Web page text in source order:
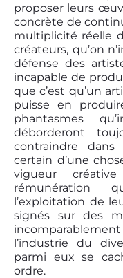
proposer leurs
concrète de
multiplicité réelle
créateurs, qu’on
défense des
incapable de
que c’est qu’un
puisse en
phantasmes
déborderont
contraindre
certain d’une
vigueur
rémunération
l’exploitation de
signés sur des
l’industrie du
parmi eux se
ordre.